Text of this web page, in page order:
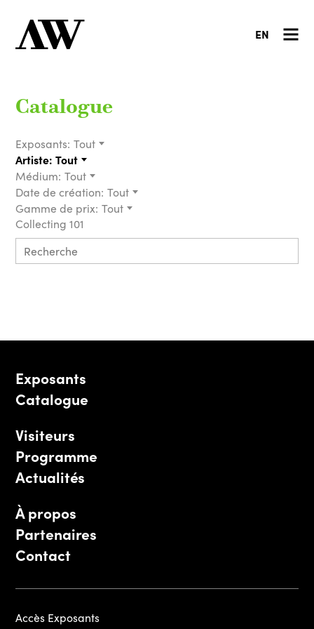
EN
Catalogue
Exposants: Tout
Artiste: Tout
Médium: Tout
Date de création: Tout
Gamme de prix: Tout
Collecting 101
Exposants
Catalogue
Visiteurs
Programme
Actualités
À propos
Partenaires
Contact
Accès Exposants